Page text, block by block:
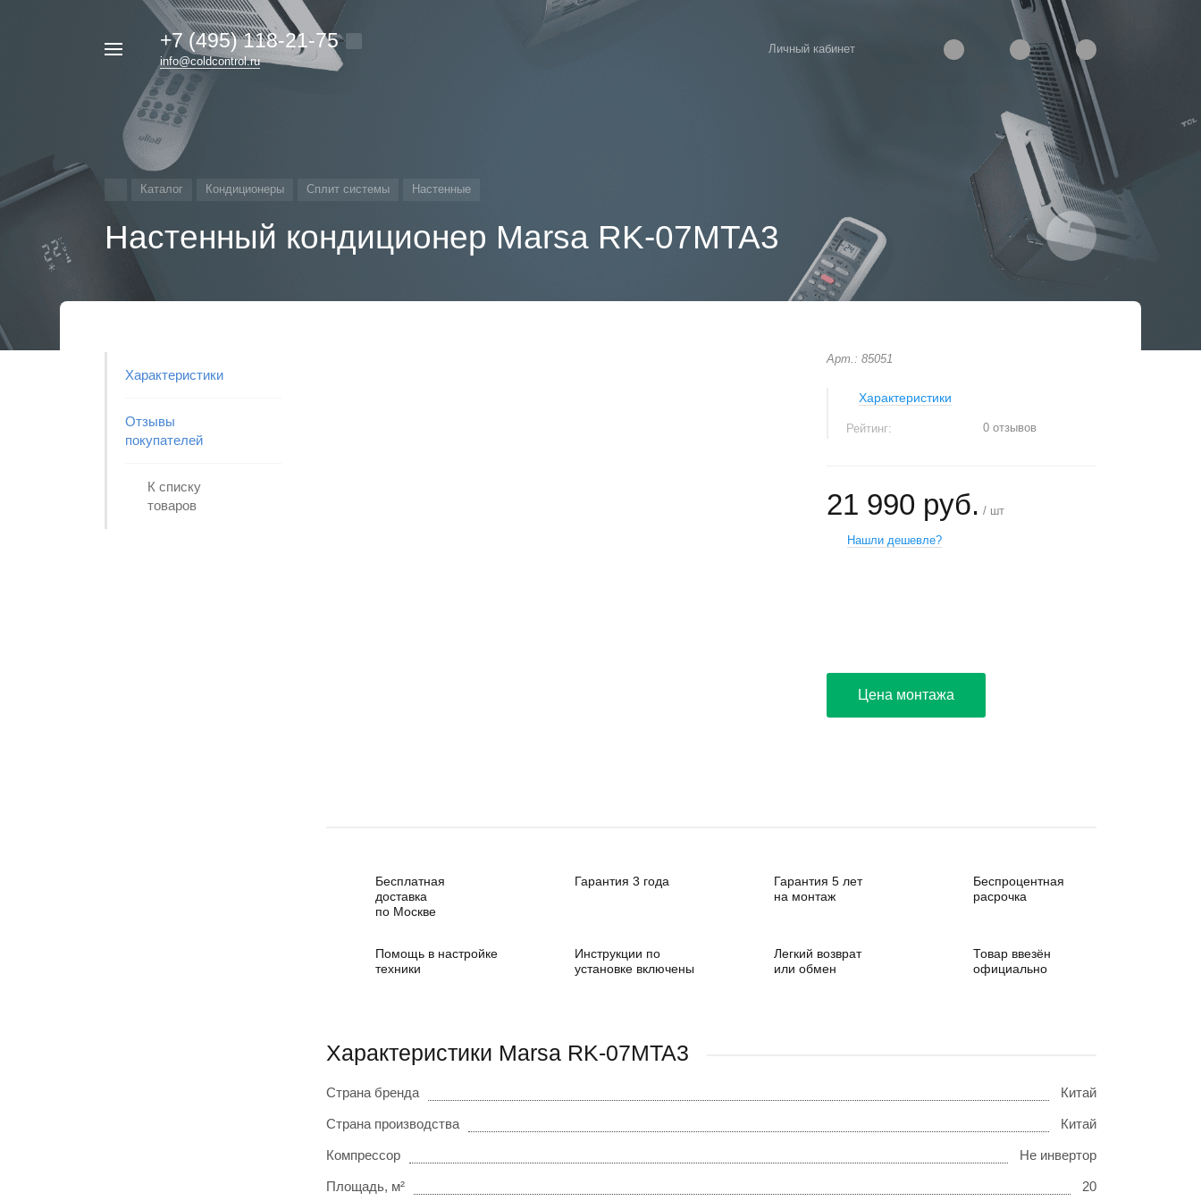
+7 (495) 118-21-75
info@coldcontrol.ru
Личный кабинет
Каталог Кондиционеры Сплит системы Настенные
Настенный кондиционер Marsa RK-07MTA3
Характеристики
Отзывы
покупателей
К списку
товаров
Арт.: 85051
Характеристики
Рейтинг: 0 отзывов
21 990 руб. / шт
Нашли дешевле?
Цена монтажа
Бесплатная
доставка
по Москве
Гарантия 3 года
Гарантия 5 лет
на монтаж
Беспроцентная
расрочка
Помощь в настройке
техники
Инструкции по
установке включены
Легкий возврат
или обмен
Товар ввезён
официально
Характеристики Marsa RK-07MTA3
Страна бренда Китай
Страна производства Китай
Компрессор Не инвертор
Площадь, м² 20